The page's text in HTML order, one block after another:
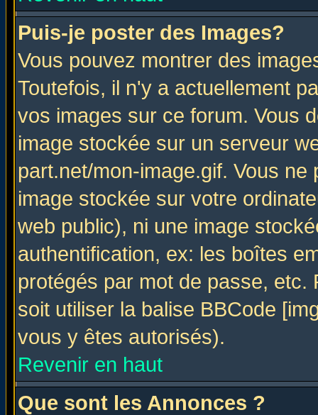
Puis-je poster des Images?
Vous pouvez montrer des
Toutefois, il n'y a actuellement
vos images sur ce forum. Vous
image stockée sur un serveur
part.net/mon-image.gif. Vous
image stockée sur votre
web public), ni une image
authentification, ex: les boîtes
protégés par mot de passe,
soit utiliser la balise BBCode
vous y êtes autorisés).
Revenir en haut
Que sont les Annonces ?